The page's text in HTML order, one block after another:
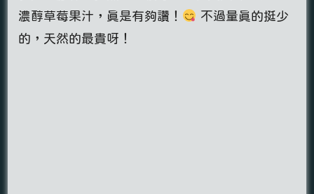
濃醇草莓果汁，真是有夠讚！
不過量真的挺少
的，天然的最貴呀！